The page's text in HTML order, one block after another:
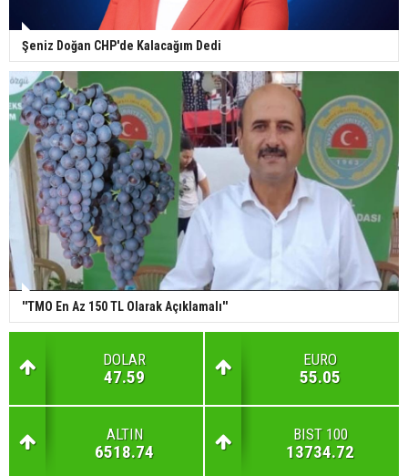
Şeniz Doğan CHP'de Kalacağım Dedi
''TMO En Az 150 TL Olarak Açıklamalı''
DOLAR
47.59
EURO
55.05
ALTIN
6518.74
BIST 100
13734.72